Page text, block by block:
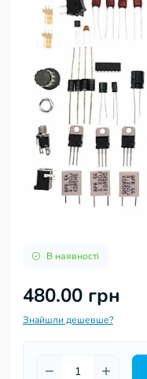
В наявності
480.00 грн
Знайшли дешевше?